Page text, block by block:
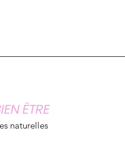
ÊTRE
naturelles